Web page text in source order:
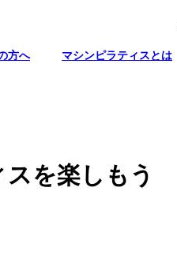
方へ マシンピラティスとは
を楽しもう